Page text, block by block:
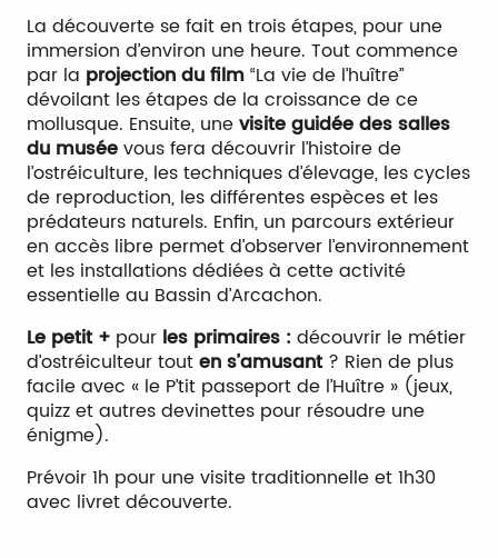
La découverte se fait en trois étapes, pour une
immersion d’environ une heure. Tout commence
par la projection du film“La vie de l’huître”
dévoilant les étapes de la croissance de ce
mollusque. Ensuite, unevisite guidée des salles
du muséevous fera découvrir l’histoire de
l’ostréiculture, les techniques d’élevage, les cycles
de reproduction, les différentes espèces et les
prédateurs naturels. Enfin, un parcours extérieur
en accès libre permet d’observer l’environnement
et les installations dédiées à cette activité
essentielle au Bassin d’Arcachon.
Le petit + pour les primaires : découvrir le métier
d’ostréiculteur touten s’amusant? Rien de plus
facile avec « le P’tit passeport de l’Huître » (jeux,
quizz et autres devinettes pour résoudre une
énigme).
Prévoir 1h pour une visite traditionnelle et 1h30
avec livret découverte.